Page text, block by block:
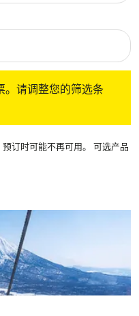
。请调整您的筛选条
订时可能不再可用。 可选产品